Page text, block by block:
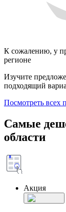
К сожалению, у
регионе
Изучите
подходящий
Посмотреть всех
Самые
области
Акция